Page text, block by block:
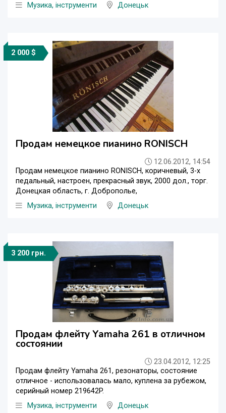
Музика, інструменти
Донецьк
2 000 $
Продам немецкое пианино RONISCH
12.06.2012, 14:54
Продам немецкое пианино RONISCH, коричневый, 3-х
педальный, настроен, прекрасный звук, 2000 дол., торг.
Донецкая область, г. Доброполье,
Музика, інструменти
Донецьк
3 200 грн.
Продам флейту Yamaha 261 в отличном
состоянии
23.04.2012, 12:25
Продам флейту Yamaha 261, резонаторы, состояние
отличное - использовалась мало, куплена за рубежом,
серийный номер 219642P.
Музика, інструменти
Донецьк